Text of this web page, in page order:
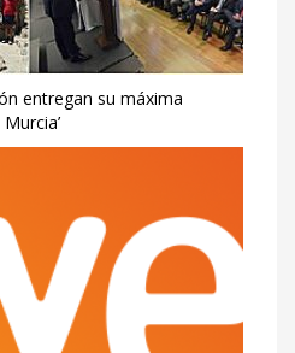
entregan su máxima